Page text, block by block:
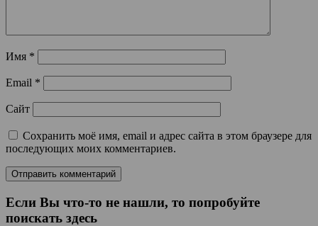
Имя *
Email *
Сайт
Сохранить моё имя, email и адрес сайта в этом браузере для
последующих моих комментариев.
Если Вы что-то не нашли, то попробуйте
поискать здесь